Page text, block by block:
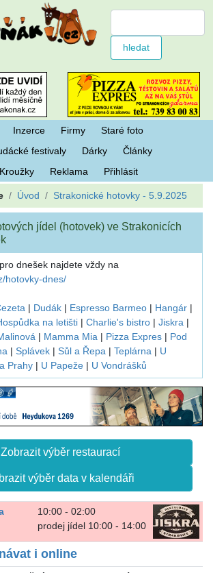
Inzerce Firmy
Staré foto
festivaly Dárky
Články
Kroužky Reklama Přihlásit
Úvod Strakonické hotovky - 5.9.2025
jídel (hotovek) ve Strakonicích
dnešek najdete vždy na
hotovky-dnes/
| Dudák | Espresso Barmeo | Hangár |
na letišti |Charlie's bistro |Jiskra |
| Mamma Mia | Pizza Expres | Pod
|Splávek |Sůl a Řepa |Teplárna | U
Prahy | U Papeže | U Vondrášků
Zobrazit výběr restaurací
výběr data v kalendáři
10:00 - 02:00
prodej jídel 10:00 - 14:00
i online